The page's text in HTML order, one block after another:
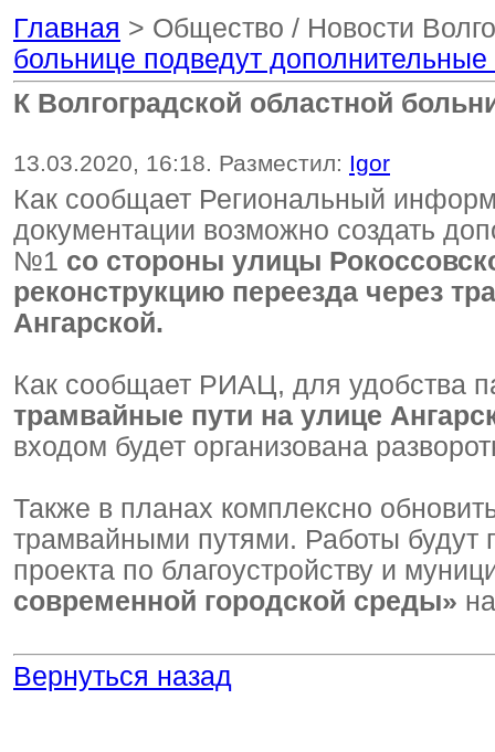
Главная > Общество / Новости
больнице подведут
К Волгоградской областной
13.03.2020, 16:18. Разместил: Igor
Как сообщает Региональный
документации возможно создать
№1 со стороны улицы
реконструкцию переезда через
Ангарской.
Как сообщает РИАЦ, для удобства
трамвайные пути на улице
входом будет организована
Также в планах комплексно
трамвайными путями. Работы будут
проекта по благоустройству и
современной городской среды»
Вернуться назад